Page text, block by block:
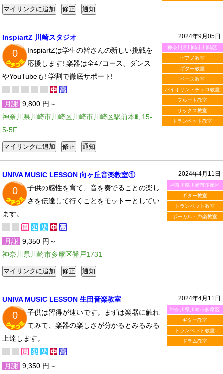
2024年9月05日
神奈川県川崎市川崎区
ピアノ教室
ギター教室
ベース教室
バイオリン・チェロ教室
フルート教室
サックス教室
トランペット教室
InspiartZ 川崎スタジオ
0
InspiartZは学生の皆さんの新しい挑戦を
応援します! 楽器は全47コース、ダンス
やYouTubeも! 学割で徹底サポート!
月謝 9,800 円～
神奈川県川崎市川崎区川崎市川崎区駅前本町15-
5-5F
2024年4月11日
神奈川県川崎市多摩区
ギター教室
トランペット教室
ボーカル・声楽教室
UNIVA MUSIC LESSON 向ヶ丘音楽教室①
0
子供の感性を育て、音を奏でることの楽し
さを伝達して行くことをモットーとしてい
ます。
月謝 9,350 円～
神奈川県川崎市多摩区登戸1731
2024年4月11日
神奈川県川崎市多摩区
ギター教室
トランペット教室
ドラム教室
UNIVA MUSIC LESSON 生田音楽教室
0
子供は習得が速いです。まずは楽器に触れ
てみて、楽器の楽しさが分かるとみるみる
上達します。
月謝 9,350 円～